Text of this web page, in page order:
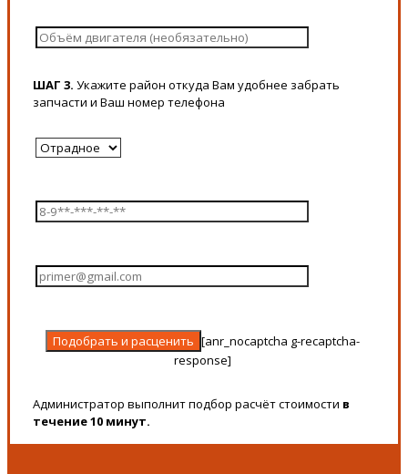
ШАГ 3. Укажите район откуда Вам удобнее забрать
запчасти и Ваш номер телефона
[anr_nocaptcha g-recaptcha-
response]
Администратор выполнит подбор расчёт стоимости в
течение 10 минут.